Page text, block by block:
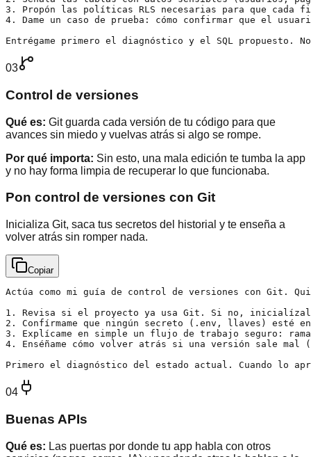
3. Propón las políticas RLS necesarias para que cada
4. Dame un caso de prueba: cómo confirmar que el
Entrégame primero el diagnóstico y el SQL propuesto.
03
Control de versiones
Qué es: Git guarda cada versión de tu código para que
avances sin miedo y vuelvas atrás si algo se rompe.
Por qué importa: Sin esto, una mala edición te tumba la app
y no hay forma limpia de recuperar lo que funcionaba.
Pon control de versiones con Git
Inicializa Git, saca tus secretos del historial y te enseña a
volver atrás sin romper nada.
Copiar
Actúa como mi guía de control de versiones con Git.
1. Revisa si el proyecto ya usa Git. Si no,
2. Confírmame que ningún secreto (.env, llaves)
3. Explícame en simple un flujo de trabajo seguro:
4. Enséñame cómo volver atrás si una versión sale
Primero el diagnóstico del estado actual. Cuando lo
04
Buenas APIs
Qué es: Las puertas por donde tu app habla con otros